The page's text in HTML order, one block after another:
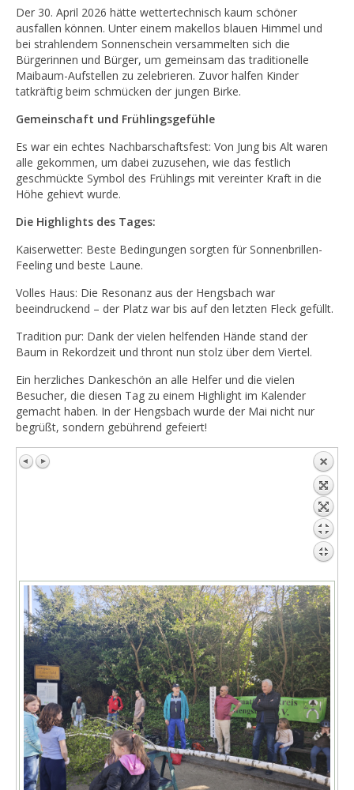
Der 30. April 2026 hätte wettertechnisch kaum schöner
ausfallen können. Unter einem makellos blauen Himmel und
bei strahlendem Sonnenschein versammelten sich die
Bürgerinnen und Bürger, um gemeinsam das traditionelle
Maibaum-Aufstellen zu zelebrieren. Zuvor halfen Kinder
tatkräftig beim schmücken der jungen Birke.
Gemeinschaft und Frühlingsgefühle
Es war ein echtes Nachbarschaftsfest: Von Jung bis Alt waren
alle gekommen, um dabei zuzusehen, wie das festlich
geschmückte Symbol des Frühlings mit vereinter Kraft in die
Höhe gehievt wurde.
Die Highlights des Tages:
Kaiserwetter: Beste Bedingungen sorgten für Sonnenbrillen-
Feeling und beste Laune.
Volles Haus: Die Resonanz aus der Hengsbach war
beeindruckend – der Platz war bis auf den letzten Fleck gefüllt.
Tradition pur: Dank der vielen helfenden Hände stand der
Baum in Rekordzeit und thront nun stolz über dem Viertel.
Ein herzliches Dankeschön an alle Helfer und die vielen
Besucher, die diesen Tag zu einem Highlight im Kalender
gemacht haben. In der Hengsbach wurde der Mai nicht nur
begrüßt, sondern gebührend gefeiert!